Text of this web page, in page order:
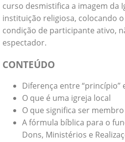
curso desmistifica a imagem da
instituição religiosa, colocando
condição de participante ativo,
espectador.
CONTEÚDO
Diferença entre “princípio”
O que é uma igreja local
O que significa ser
A fórmula bíblica para o
Dons, Ministérios e